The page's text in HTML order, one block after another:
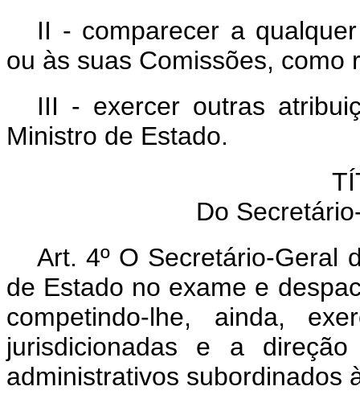
II - comparecer a
ou às suas Comissões, como
III - exercer outras
Ministro de Estado.
Do
Art. 4º O Secretário-Geral
de Estado no exame e
competindo-lhe, ainda,
jurisdicionadas e a
administrativos subordinados